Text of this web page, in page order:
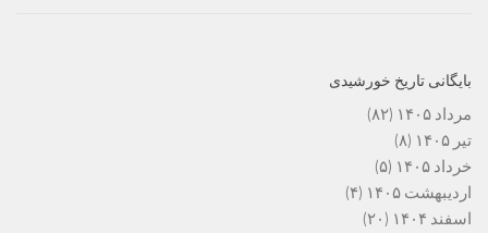
بایگانی تاریخ خورشیدی
مرداد ۱۴۰۵
(۸۲)
تیر ۱۴۰۵
(۸)
خرداد ۱۴۰۵
(۵)
اردیبهشت ۱۴۰۵
(۴)
اسفند ۱۴۰۴
(۲۰)